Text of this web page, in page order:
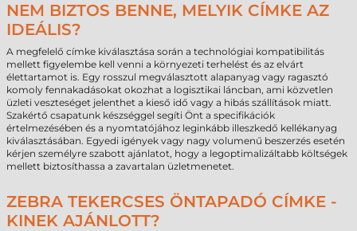
NEM BIZTOS BENNE, MELYIK CÍMKE AZ
IDEÁLIS?
A megfelelő címke kiválasztása során a technológiai kompatibilitás
mellett figyelembe kell venni a környezeti terhelést és az elvárt
élettartamot is. Egy rosszul megválasztott alapanyag vagy ragasztó
komoly fennakadásokat okozhat a logisztikai láncban, ami közvetlen
üzleti veszteséget jelenthet a kieső idő vagy a hibás szállítások miatt.
Szakértő csapatunk készséggel segíti Önt a specifikációk
értelmezésében és a nyomtatójához leginkább illeszkedő kellékanyag
kiválasztásában. Egyedi igények vagy nagy volumenű beszerzés esetén
kérjen személyre szabott ajánlatot, hogy a legoptimalizáltabb költségek
mellett biztosíthassa a zavartalan üzletmenetet.
ZEBRA TEKERCSES ÖNTAPADÓ CÍMKE -
KINEK AJÁNLOTT?